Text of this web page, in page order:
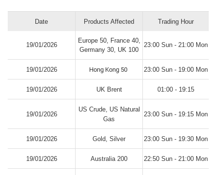
Date Products Affected Trading Hour
19/01/2026
Europe 50, France 40,
Germany 30, UK 100
23:00 Sun - 21:00 Mon
19/01/2026 Hong Kong 50 23:00 Sun - 19:00 Mon
19/01/2026 UK Brent 01:00 - 19:15
19/01/2026
US Crude, US Natural
Gas
23:00 Sun - 19:15 Mon
19/01/2026 Gold, Silver 23:00 Sun - 19:30 Mon
19/01/2026 Australia 200 22:50 Sun - 21:00 Mon